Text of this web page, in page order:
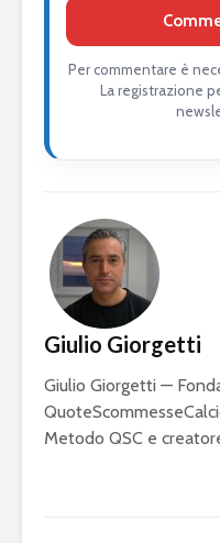
Per commentare è
La registrazione
Giulio Giorgetti
Giulio Giorgetti —
Metodo QSC e